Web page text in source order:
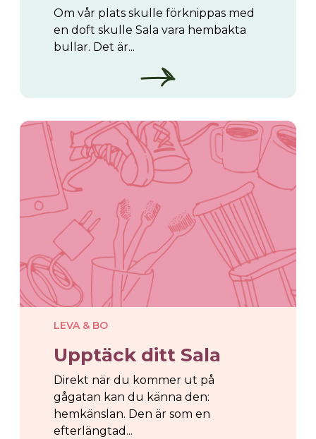
Om vår plats skulle förknippas med
en doft skulle Sala vara hembakta
bullar. Det är...
LEVA & BO
Upptäck ditt Sala
Direkt när du kommer ut på
gågatan kan du känna den:
hemkänslan. Den är som en
efterlängtad...